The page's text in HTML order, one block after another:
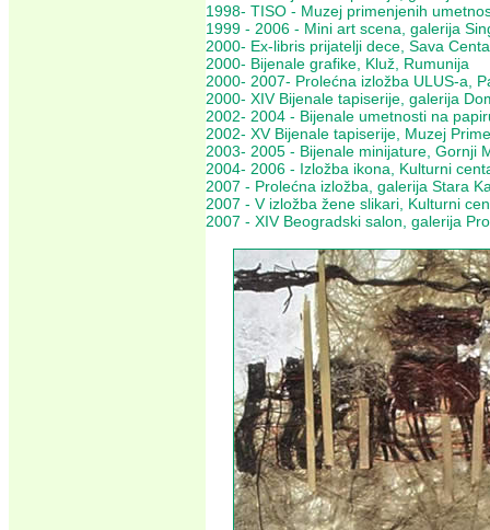
1998- TISO - Muzej primenjenih
1999 - 2006 - Mini art scena, galerija
2000- Ex-libris prijatelji dece, Sava
2000- Bijenale grafike, Kluž, Rumunija
2000- 2007- Prolećna izložba ULUS-a,
2000- XIV Bijenale tapiserije, galerija
2002- 2004 - Bijenale umetnosti na
2002- XV Bijenale tapiserije, Muzej
2003- 2005 - Bijenale minijature, Gornji
2004- 2006 - Izložba ikona, Kulturni
2007 - Prolećna izložba, galerija Stara
2007 - V izložba žene slikari, Kulturni
2007 - XIV Beogradski salon, galerija